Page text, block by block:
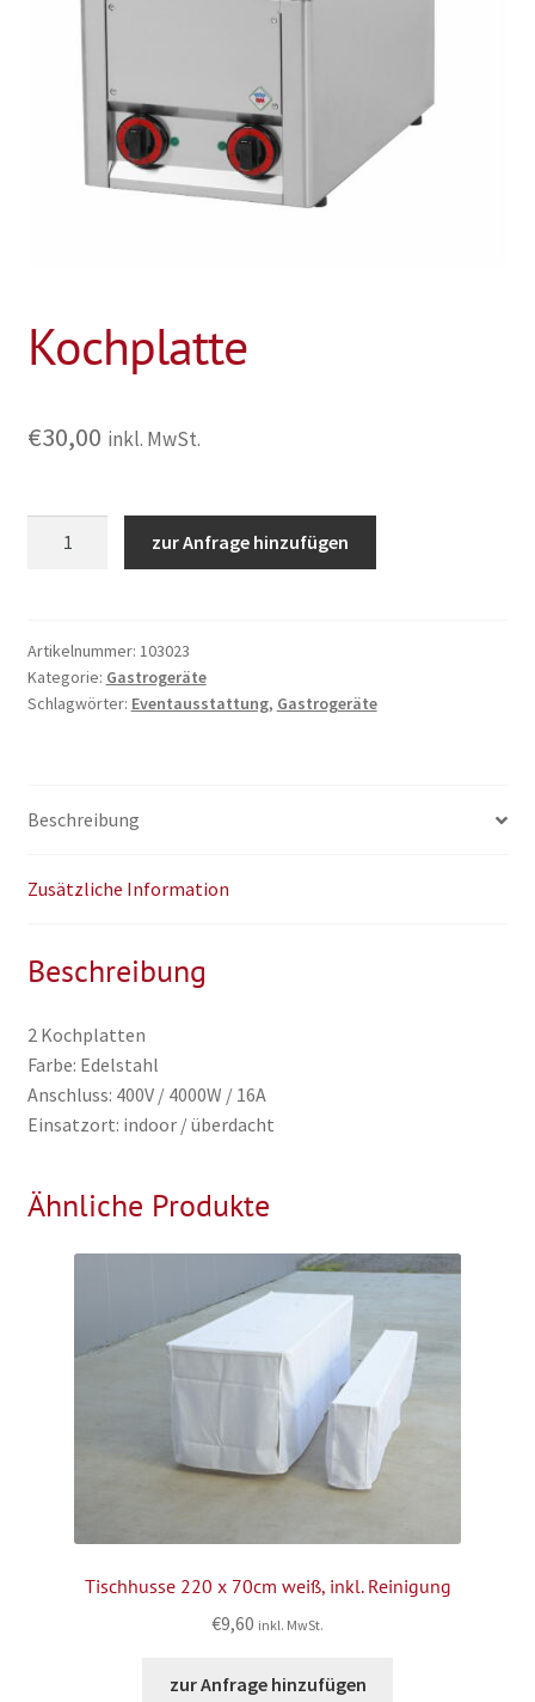
Kochplatte
€30,00 inkl. MwSt.
zur Anfrage hinzufügen
Artikelnummer: 103023
Kategorie: Gastrogeräte
Schlagwörter: Eventausstattung, Gastrogeräte
Beschreibung
Zusätzliche Information
Beschreibung
2 Kochplatten
Farbe: Edelstahl
Anschluss: 400V / 4000W / 16A
Einsatzort: indoor / überdacht
Ähnliche Produkte
Tischhusse 220 x 70cm weiß, inkl. Reinigung
€9,60 inkl. MwSt.
zur Anfrage hinzufügen